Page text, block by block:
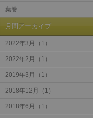
葉巻
月間アーカイブ
2022年3月（1）
2022年2月（1）
2019年3月（1）
2018年12月（1）
2018年6月（1）